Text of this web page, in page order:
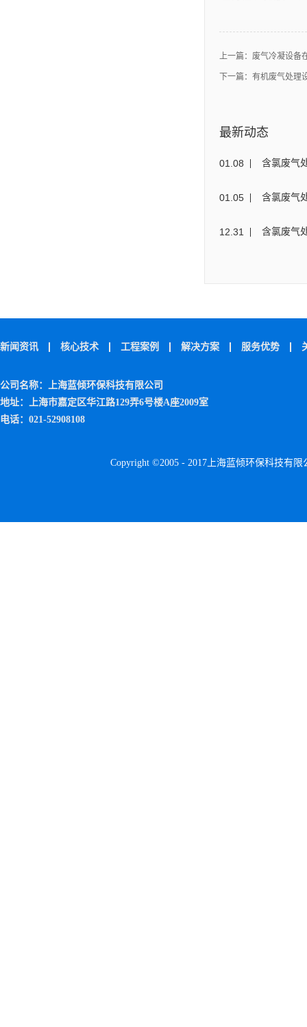
上一篇： 废气冷凝设备
下一篇： 有机废气处理
最新动态
01 08 含氯废气
01 05 含氯废气
12 31 含氯废气
新闻资讯 核心技术 工程案例 解决方案 服务优势
公司名称：上海蓝倾环保科技有限公司
地址：上海市嘉定区华江路129弄6号楼A座2009室
电话：021-52908108
Copyright ©2005 - 2017上海蓝倾环保科技有限